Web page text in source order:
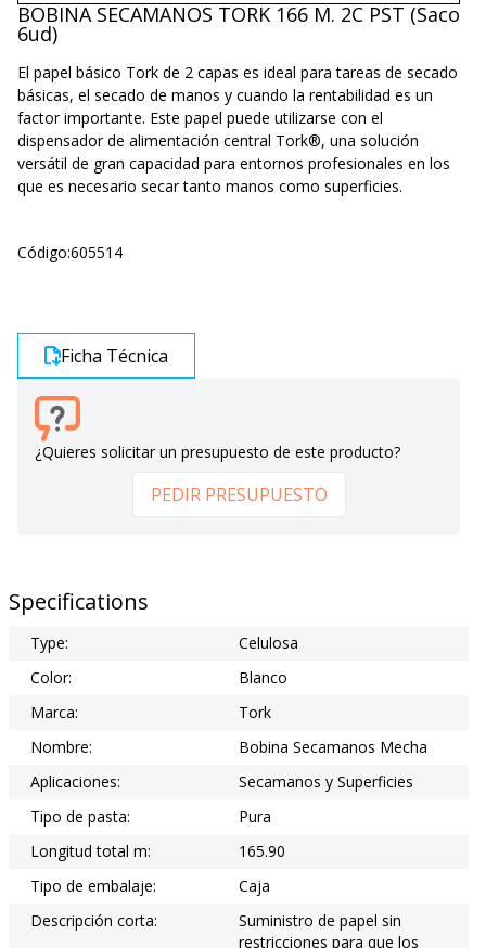
BOBINA SECAMANOS TORK 166 M. 2C PST (Saco
6ud)
El papel básico Tork de 2 capas es ideal para tareas de secado
básicas, el secado de manos y cuando la rentabilidad es un
factor importante. Este papel puede utilizarse con el
dispensador de alimentación central Tork®, una solución
versátil de gran capacidad para entornos profesionales en los
que es necesario secar tanto manos como superficies.
Código:605514
Ficha Técnica
¿Quieres solicitar un presupuesto de este producto?
PEDIR PRESUPUESTO
Specifications
Type:
Celulosa
Color:
Blanco
Marca:
Tork
Nombre:
Bobina Secamanos Mecha
Aplicaciones:
Secamanos y Superficies
Tipo de pasta:
Pura
Longitud total m:
165.90
Tipo de embalaje:
Caja
Descripción corta:
Suministro de papel sin
restricciones para que los